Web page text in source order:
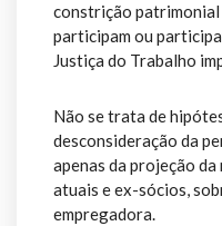
constrição patrimonial
participam ou
Justiça do Trabalho
Não se trata de
desconsideração da
apenas da projeção
atuais e ex-sócios,
empregadora.